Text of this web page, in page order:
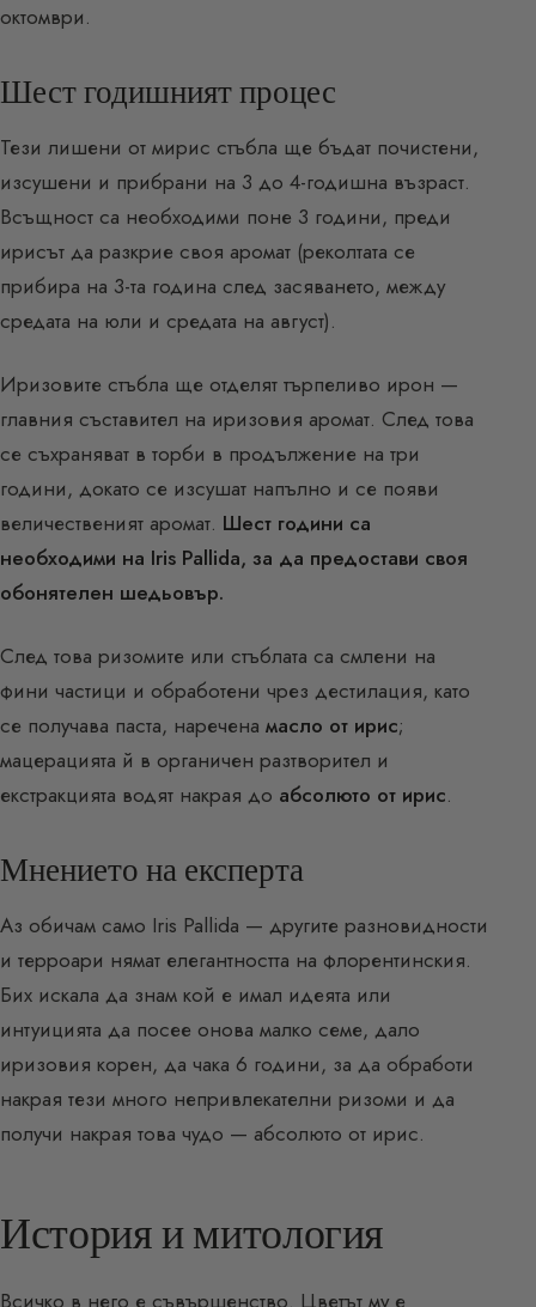
октомври.
Шест годишният процес
Тези лишени от мирис стъбла ще бъдат почистени,
изсушени и прибрани на 3 до 4-годишна възраст.
Всъщност са необходими поне 3 години, преди
ирисът да разкрие своя аромат (реколтата се
прибира на 3-та година след засяването, между
средата на юли и средата на август).
Иризовите стъбла ще отделят търпеливо ирон —
главния съставител на иризовия аромат. След това
се съхраняват в торби в продължение на три
години, докато се изсушат напълно и се появи
величественият аромат. Шест години са
необходими на Iris Pallida, за да предостави своя
обонятелен шедьовър.
След това ризомите или стъблата са смлени на
фини частици и обработени чрез дестилация, като
се получава паста, наречена масло от ирис;
мацерацията й в органичен разтворител и
екстракцията водят накрая до абсолюто от ирис.
Мнението на експерта
Аз обичам само Iris Pallida — другите разновидности
и терроари нямат елегантността на флорентинския.
Бих искала да знам кой е имал идеята или
интуицията да посее онова малко семе, дало
иризовия корен, да чака 6 години, за да обработи
накрая тези много непривлекателни ризоми и да
получи накрая това чудо — абсолюто от ирис.
История и митология
Всичко в него е съвършенство. Цветът му е